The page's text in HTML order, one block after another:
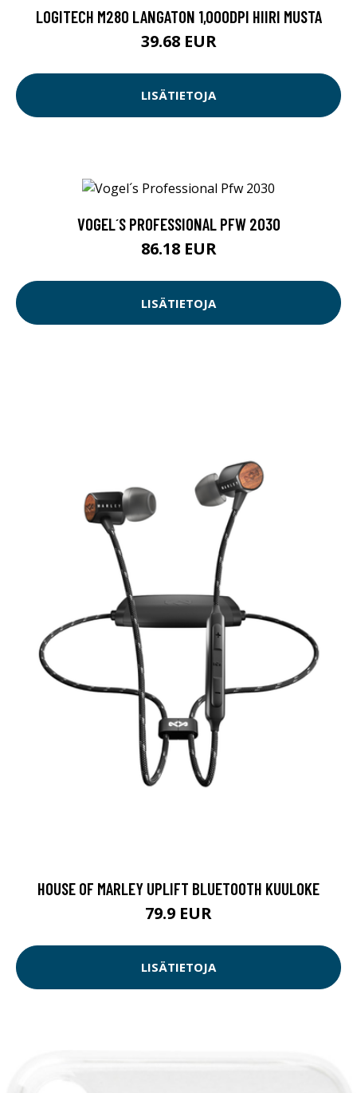
LOGITECH M280 LANGATON 1,000DPI HIIRI MUSTA
39.68 EUR
LISÄTIETOJA
VOGEL´S PROFESSIONAL PFW 2030
86.18 EUR
LISÄTIETOJA
HOUSE OF MARLEY UPLIFT BLUETOOTH KUULOKE
79.9 EUR
LISÄTIETOJA